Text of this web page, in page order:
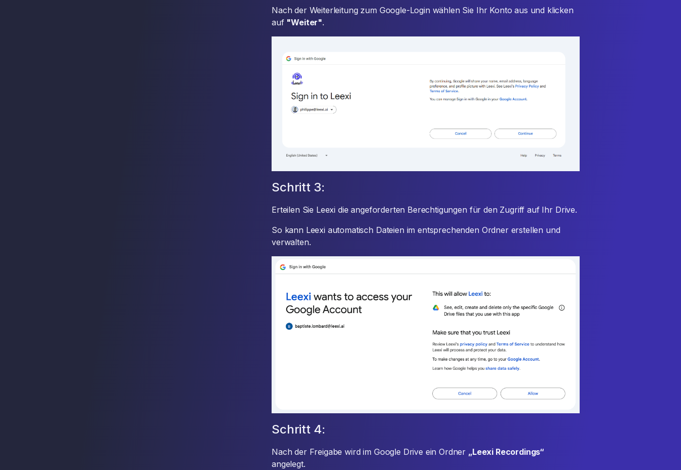
Nach der Weiterleitung zum Google-Login wählen Sie Ihr Konto aus und klicken
auf "Weiter".
Schritt 3:
Erteilen Sie Leexi die angeforderten Berechtigungen für den Zugriff auf Ihr Drive.
So kann Leexi automatisch Dateien im entsprechenden Ordner erstellen und
verwalten.
Schritt 4:
Nach der Freigabe wird im Google Drive ein Ordner „Leexi Recordings“
angelegt.